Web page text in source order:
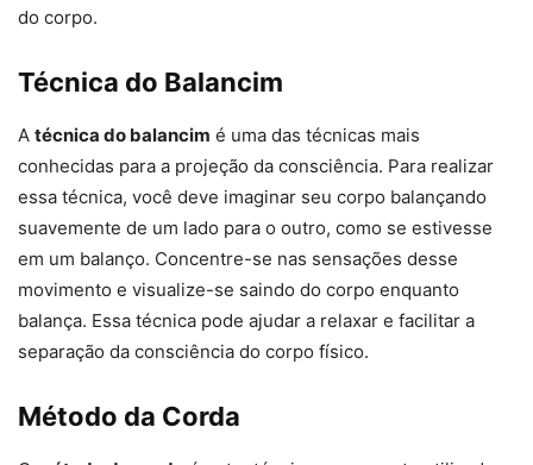
do corpo.
Técnica do Balancim
A técnica do balancim é uma das técnicas mais
conhecidas para a projeção da consciência. Para realizar
essa técnica, você deve imaginar seu corpo balançando
suavemente de um lado para o outro, como se estivesse
em um balanço. Concentre-se nas sensações desse
movimento e visualize-se saindo do corpo enquanto
balança. Essa técnica pode ajudar a relaxar e facilitar a
separação da consciência do corpo físico.
Método da Corda